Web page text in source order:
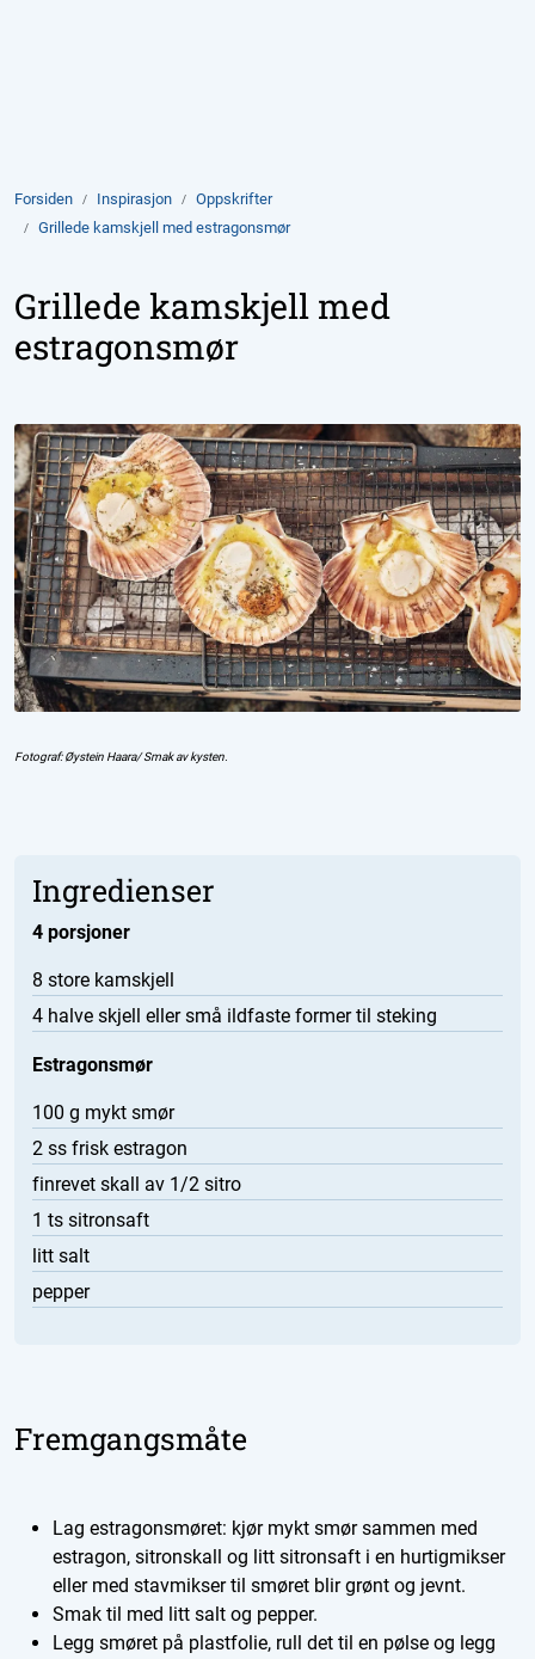
Forsiden Inspirasjon
Oppskrifter
Grillede kamskjell med estragonsmør
Grillede kamskjell med
estragonsmør
Fotograf:Øystein Haara/ Smak av kysten.
Ingredienser
4 porsjoner
8 store kamskjell
4 halve skjell eller små ildfaste former til steking
Estragonsmør
100 g mykt smør
2 ss frisk estragon
finrevet skall av 1/2 sitro
1 ts sitronsaft
litt salt
pepper
Fremgangsmåte
Lag estragonsmøret: kjør mykt smør sammen med
estragon, sitronskall og litt sitronsaft i en hurtigmikser
eller med stavmikser til smøret blir grønt og jevnt.
Smak til med litt salt og pepper.
Legg smøret på plastfolie, rull det til en pølse og legg
Om Domstein
Kontakt oss
Inspirasjon